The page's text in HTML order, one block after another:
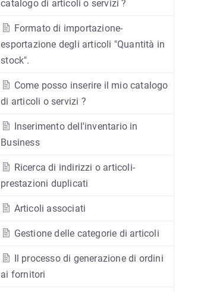
catalogo di articoli o servizi ?
Formato di importazione-
esportazione degli articoli "Quantità in
stock".
Come posso inserire il mio catalogo
di articoli o servizi ?
Inserimento dell'inventario in
Business
Ricerca di indirizzi o articoli-
prestazioni duplicati
Articoli associati
Gestione delle categorie di articoli
Il processo di generazione di ordini
ai fornitori